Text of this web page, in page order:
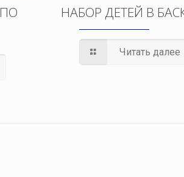
НАБОР ДЕТЕЙ В
Читать далее